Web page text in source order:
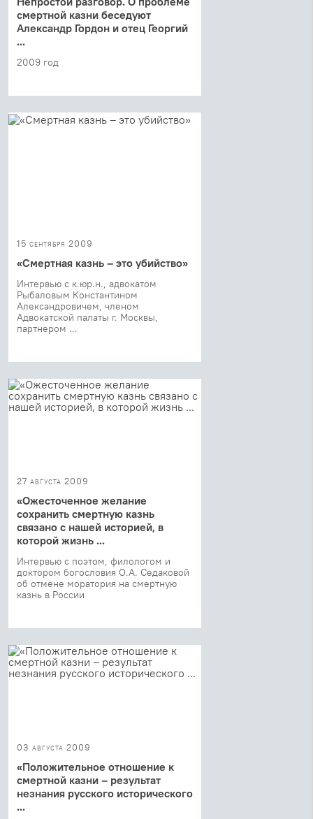
смертной казни беседуют
Александр Гордон и отец Георгий
...
2009 год
15 сентября 2009
«Смертная казнь – это убийство»
Интервью с к.юр.н., адвокатом
Рыбаловым Константином
Александровичем, членом
Адвокатской палаты г. Москвы,
партнером ...
27 августа 2009
«Ожесточенное желание
сохранить смертную казнь
связано с нашей историей, в
которой жизнь ...
Интервью с поэтом, филологом и
доктором богословия О.А. Седаковой
об отмене моратория на смертную
казнь в России
03 августа 2009
«Положительное отношение к
смертной казни – результат
незнания русского исторического
...